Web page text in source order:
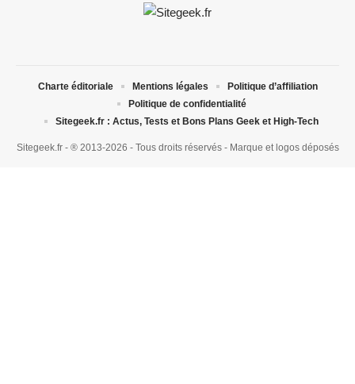
Sitegeek.fr - ® 2013-2026 - Tous droits réservés - Marque et logos déposés
Charte éditoriale Mentions légales
Politique d’affiliation
Politique de confidentialité
Sitegeek.fr : Actus, Tests et Bons Plans Geek et High-Tech